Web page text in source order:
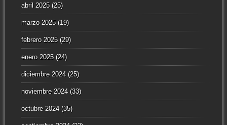
abril 2025(25)
marzo 2025(19)
febrero 2025(29)
enero 2025(24)
diciembre 2024(25)
noviembre 2024(33)
octubre 2024(35)